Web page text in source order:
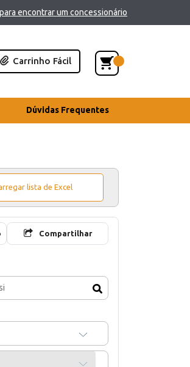
encontrar um concessionário
Carrinho Fácil
Dúvidas Frequentes
lista de Excel
Compartilhar